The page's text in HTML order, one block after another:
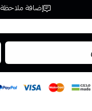
إضافة ملاحظة
العروض والشحن مجاني